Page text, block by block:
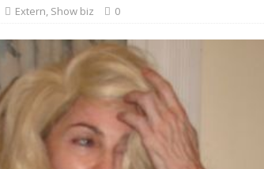
Extern, Show biz 0